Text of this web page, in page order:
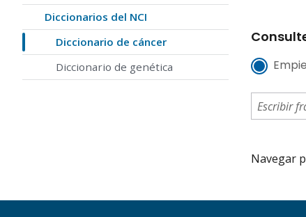
Diccionarios del NCI
Diccionario de cáncer
Diccionario de genética
Navegar